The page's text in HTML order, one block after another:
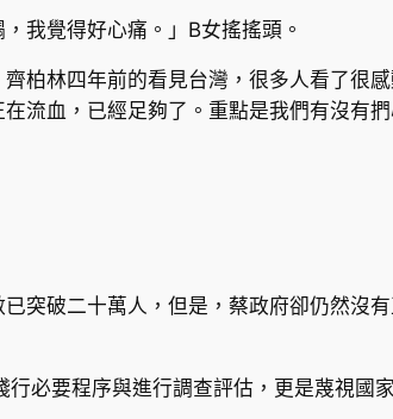
我覺得好心痛。」B女搖搖頭。
柏林四年前的看見台灣，很多人看了很
流血，已經足夠了。重點是我們有沒有
突破二十萬人，但是，蔡政府卻仍然沒
必要程序與進行調查評估，更是蔑視國